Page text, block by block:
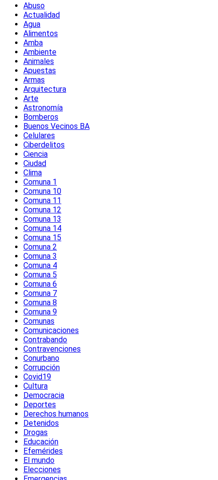
Abuso
Actualidad
Agua
Alimentos
Amba
Ambiente
Animales
Apuestas
Armas
Arquitectura
Arte
Astronomía
Bomberos
Buenos Vecinos BA
Celulares
Ciberdelitos
Ciencia
Ciudad
Clima
Comuna 1
Comuna 10
Comuna 11
Comuna 12
Comuna 13
Comuna 14
Comuna 15
Comuna 2
Comuna 3
Comuna 4
Comuna 5
Comuna 6
Comuna 7
Comuna 8
Comuna 9
Comunas
Comunicaciones
Contrabando
Contravenciones
Conurbano
Corrupción
Covid19
Cultura
Democracia
Deportes
Derechos humanos
Detenidos
Drogas
Educación
Efemérides
El mundo
Elecciones